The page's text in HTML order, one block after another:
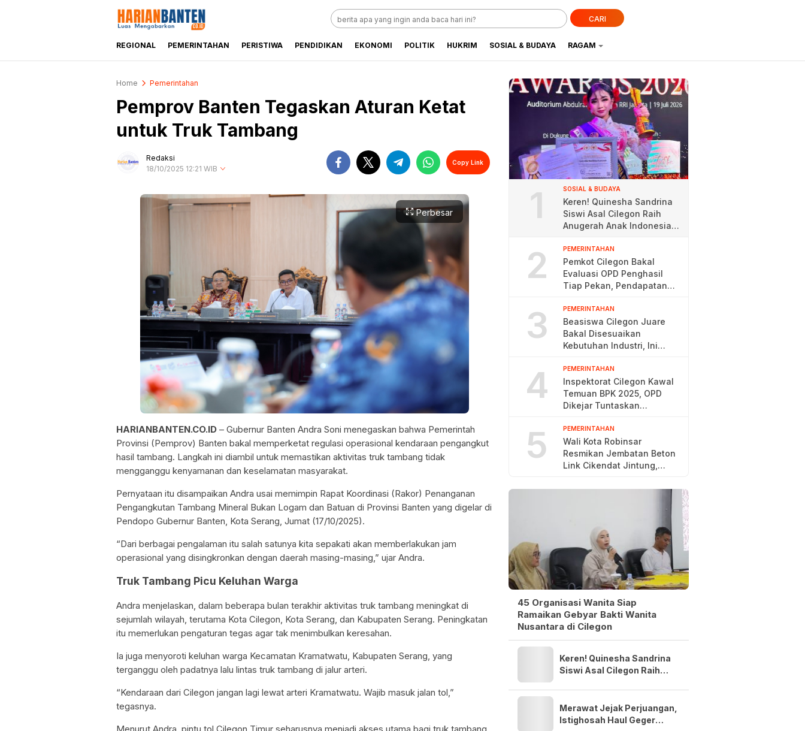
Harianbanten.co.id
Berita Banten dan Informasi Banten Terbaru Hari Ini
CARI
REGIONAL PEMERINTAHAN PERISTIWA PENDIDIKAN EKONOMI POLITIK HUKRIM SOSIAL & BUDAYA RAGAM
Home Pemerintahan
Pemprov Banten Tegaskan Aturan Ketat
untuk Truk Tambang
Redaksi
18/10/2025 12:21 WIB
Copy Link
Perbesar
HARIANBANTEN.CO.ID – Gubernur Banten Andra Soni menegaskan bahwa Pemerintah
Provinsi (Pemprov) Banten bakal memperketat regulasi operasional kendaraan pengangkut
hasil tambang. Langkah ini diambil untuk memastikan aktivitas truk tambang tidak
mengganggu kenyamanan dan keselamatan masyarakat.
Pernyataan itu disampaikan Andra usai memimpin Rapat Koordinasi (Rakor) Penanganan
Pengangkutan Tambang Mineral Bukan Logam dan Batuan di Provinsi Banten yang digelar di
Pendopo Gubernur Banten, Kota Serang, Jumat (17/10/2025).
“Dari berbagai pengalaman itu salah satunya kita sepakati akan memberlakukan jam
operasional yang disingkronkan dengan daerah masing-masing,” ujar Andra.
Truk Tambang Picu Keluhan Warga
Andra menjelaskan, dalam beberapa bulan terakhir aktivitas truk tambang meningkat di
sejumlah wilayah, terutama Kota Cilegon, Kota Serang, dan Kabupaten Serang. Peningkatan
itu memerlukan pengaturan tegas agar tak menimbulkan keresahan.
Ia juga menyoroti keluhan warga Kecamatan Kramatwatu, Kabupaten Serang, yang
terganggu oleh padatnya lalu lintas truk tambang di jalur arteri.
“Kendaraan dari Cilegon jangan lagi lewat arteri Kramatwatu. Wajib masuk jalan tol,”
tegasnya.
1 SOSIAL & BUDAYA
Keren! Quinesha Sandrina
Siswi Asal Cilegon Raih
Anugerah Anak Indonesia
2 PEMERINTAHAN
Pemkot Cilegon Bakal
Evaluasi OPD Penghasil
Tiap Pekan, Pendapatan
3 PEMERINTAHAN
Beasiswa Cilegon Juare
Bakal Disesuaikan
Kebutuhan Industri, Ini
4 PEMERINTAHAN
Inspektorat Cilegon Kawal
Temuan BPK 2025, OPD
Dikejar Tuntaskan
5 PEMERINTAHAN
Wali Kota Robinsar
Resmikan Jembatan Beton
Link Cikendat Jintung,
Kodim 0623/Cilegon
45 Organisasi Wanita Siap
Ramaikan Gebyar Bakti Wanita
Nusantara di Cilegon
Keren! Quinesha Sandrina
Siswi Asal Cilegon Raih
Merawat Jejak Perjuangan,
Istighosah Haul Geger